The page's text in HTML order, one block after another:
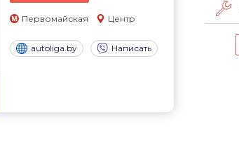
Первомайская Центр
autoliga.by Написать